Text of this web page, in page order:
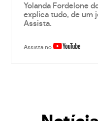
Yolanda Fordelone
explica tudo, de um
Assista.
Assista no